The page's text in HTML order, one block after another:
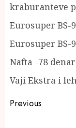
kraburanteve
Eurosuper BS-
Eurosuper BS-
Nafta -78
Vaji Ekstra i
Continue
Previous